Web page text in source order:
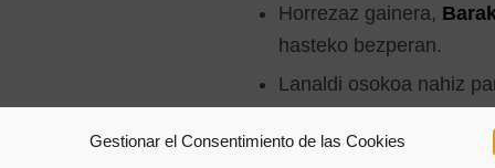
Gestionar el Consentimiento de las Cookies
Horrezaz gainera,
hasteko bezperan.
Lanaldi osokoa nahiz
gutxienez, lanaldiaren
iraungo du.